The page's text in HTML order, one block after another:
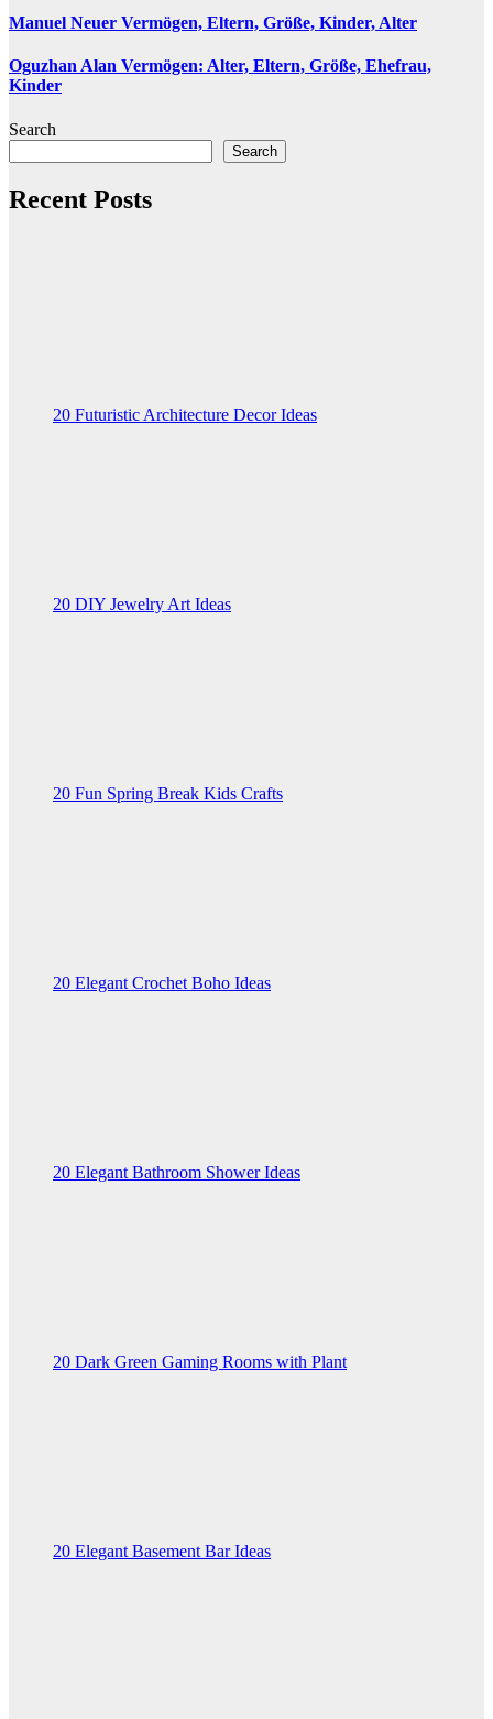
Manuel Neuer Vermögen, Eltern, Größe, Kinder, Alter
Oguzhan Alan Vermögen: Alter, Eltern, Größe, Ehefrau,
Kinder
Search
Search
Recent Posts
20 Futuristic Architecture Decor Ideas
20 DIY Jewelry Art Ideas
20 Fun Spring Break Kids Crafts
20 Elegant Crochet Boho Ideas
20 Elegant Bathroom Shower Ideas
20 Dark Green Gaming Rooms with Plant
20 Elegant Basement Bar Ideas